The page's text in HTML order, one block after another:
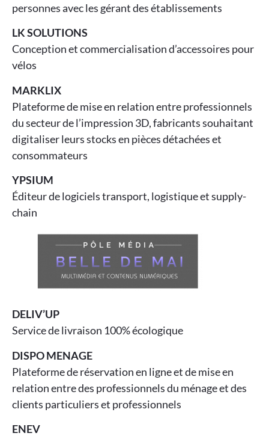
personnes avec les gérant des établissements
LK SOLUTIONS
Conception et commercialisation d’accessoires pour
vélos
MARKLIX
Plateforme de mise en relation entre professionnels
du secteur de l’impression 3D, fabricants souhaitant
digitaliser leurs stocks en pièces détachées et
consommateurs
YPSIUM
Éditeur de logiciels transport, logistique et supply-
chain
DELIV’UP
Service de livraison 100% écologique
DISPO MENAGE
Plateforme de réservation en ligne et de mise en
relation entre des professionnels du ménage et des
clients particuliers et professionnels
ENEV